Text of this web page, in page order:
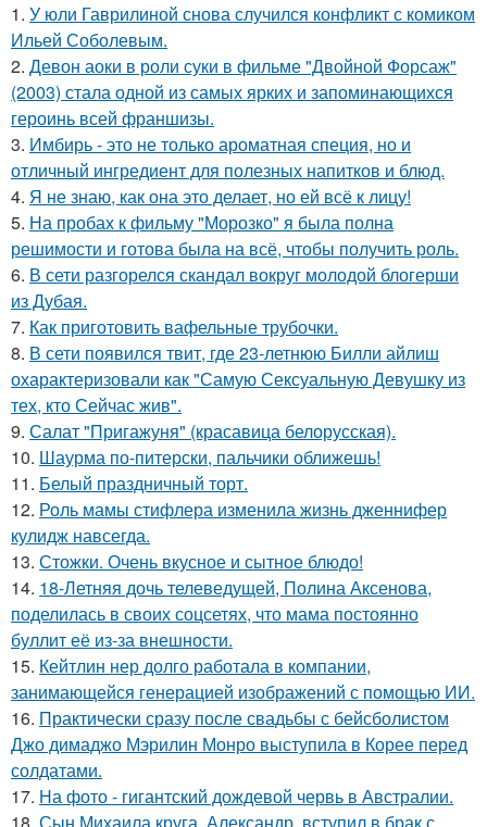
1. У юли Гаврилиной снова случился конфликт с комиком
Ильей Соболевым.
2. Девон аоки в роли суки в фильме "Двойной Форсаж"
(2003) стала одной из самых ярких и запоминающихся
героинь всей франшизы.
3. Имбирь - это не только ароматная специя, но и
отличный ингредиент для полезных напитков и блюд.
4. Я не знаю, как она это делает, но ей всё к лицу!
5. На пробах к фильму "Морозко" я была полна
решимости и готова была на всё, чтобы получить роль.
6. В сети разгорелся скандал вокруг молодой блогерши
из Дубая.
7. Как приготовить вафельные трубочки.
8. В сети появился твит, где 23-летнюю Билли айлиш
охарактеризовали как "Самую Сексуальную Девушку из
тех, кто Сейчас жив".
9. Салат "Пригажуня" (красавица белорусская).
10. Шаурма по-питерски, пальчики оближешь!
11. Белый праздничный торт.
12. Роль мамы стифлера изменила жизнь дженнифер
кулидж навсегда.
13. Стожки. Очень вкусное и сытное блюдо!
14. 18-Летняя дочь телеведущей, Полина Аксенова,
поделилась в своих соцсетях, что мама постоянно
буллит её из-за внешности.
15. Кейтлин нер долго работала в компании,
занимающейся генерацией изображений с помощью ИИ.
16. Практически сразу после свадьбы с бейсболистом
Джо димаджо Мэрилин Монро выступила в Корее перед
солдатами.
17. На фото - гигантский дождевой червь в Австралии.